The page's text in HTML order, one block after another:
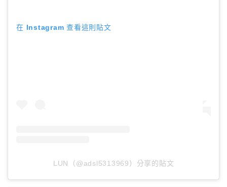
在 Instagram 查看這則貼文
LUN（@adsl5313969）分享的貼文